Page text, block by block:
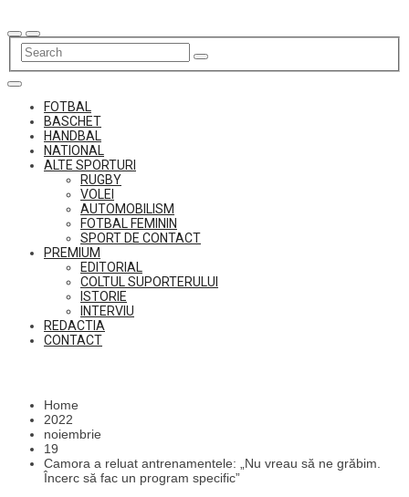
to
content
FOTBAL
BASCHET
HANDBAL
NATIONAL
ALTE SPORTURI
RUGBY
VOLEI
AUTOMOBILISM
FOTBAL FEMININ
SPORT DE CONTACT
PREMIUM
EDITORIAL
COLTUL SUPORTERULUI
ISTORIE
INTERVIU
REDACTIA
CONTACT
Home
2022
noiembrie
19
Camora a reluat antrenamentele: „Nu vreau să ne grăbim.
Încerc să fac un program specific”